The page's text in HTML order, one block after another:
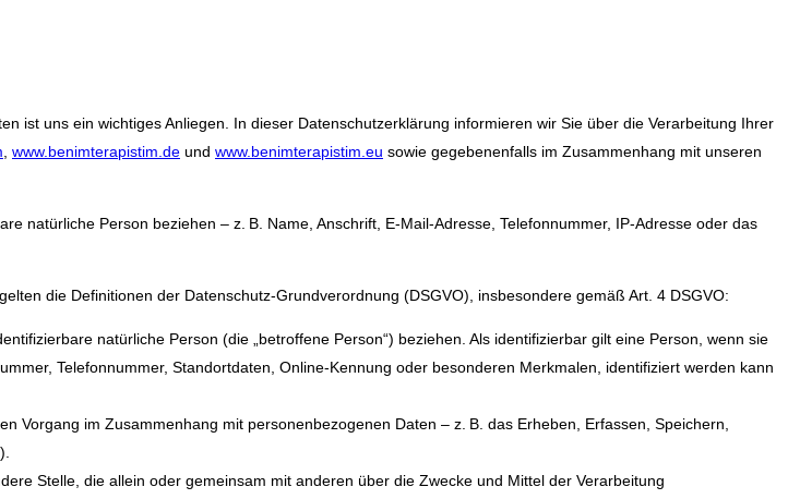
ist uns ein wichtiges Anliegen. In dieser Datenschutzerklärung informieren wir Sie über die Verarbeitung Ihrer
, www.benimterapistim.de und www.benimterapistim.eu sowie gegebenenfalls im Zusammenhang mit unseren
natürliche Person beziehen – z. B. Name, Anschrift, E-Mail-Adresse, Telefonnummer, IP-Adresse oder das
die Definitionen der Datenschutz-Grundverordnung (DSGVO), insbesondere gemäß Art. 4 DSGVO:
natürliche Person (die „betroffene Person“) beziehen. Als identifizierbar gilt eine Person, wenn sie
Telefonnummer, Standortdaten, Online-Kennung oder besonderen Merkmalen, identifiziert werden kann
Vorgang im Zusammenhang mit personenbezogenen Daten – z. B. das Erheben, Erfassen, Speichern,
Stelle, die allein oder gemeinsam mit anderen über die Zwecke und Mittel der Verarbeitung